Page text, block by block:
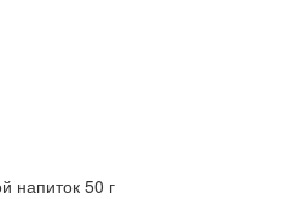
напиток 50 г